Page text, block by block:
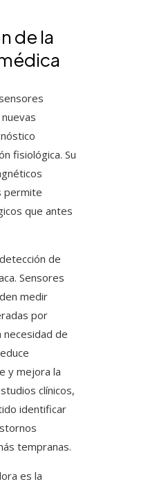
de la
fisiológica. Su
permite
que antes
de
Sensores
medir
por
necesidad de
y mejora la
clínicos,
identificar
tempranas.
es la